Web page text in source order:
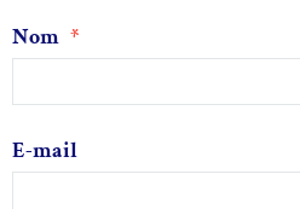
Nom
E-mail